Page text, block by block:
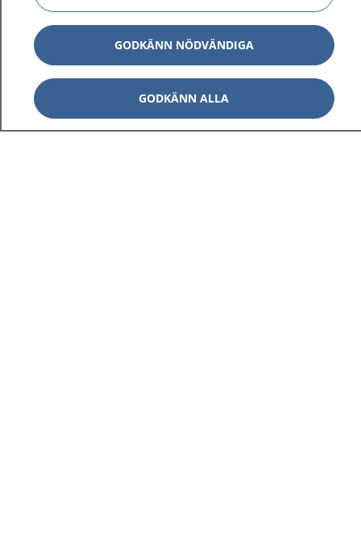
GODKÄNN NÖDVÄNDIGA
GODKÄNN ALLA